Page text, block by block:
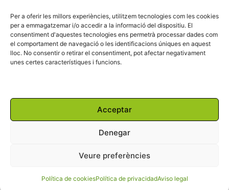
Per a oferir les millors experiències, utilitzem tecnologies com les cookies
per a emmagatzemar i/o accedir a la informació del dispositiu. El
consentiment d'aquestes tecnologies ens permetrà processar dades com
el comportament de navegació o les identificacions úniques en aquest
lloc. No consentir o retirar el consentiment, pot afectar negativament
unes certes característiques i funcions.
Acceptar
Denegar
Veure preferències
Política de cookiesPolítica de privacidadAviso legal
F
a
c
o
T
w
i
r
Y
o
u
e
I
n
r
m
L
i
i
Powered by: